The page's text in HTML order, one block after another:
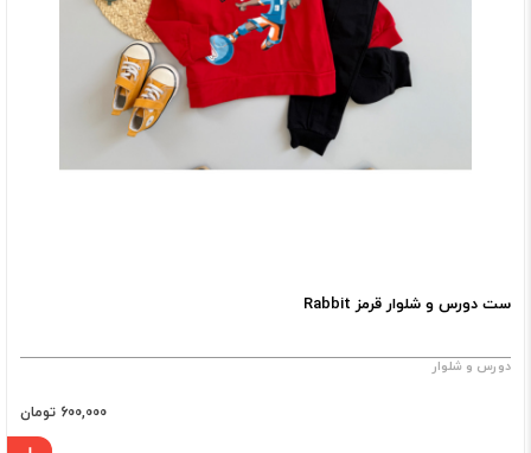
ست دورس و شلوار قرمز Rabbit
دورس و شلوار
600,000 تومان